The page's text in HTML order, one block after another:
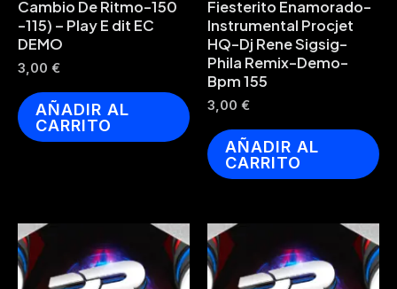
Cambio De Ritmo-150
-115) – Play E dit EC
DEMO
3,00 €
AÑADIR AL
CARRITO
Fiesterito Enamorado-
Instrumental Procjet
HQ-Dj Rene Sigsig-
Phila Remix-Demo-
Bpm 155
3,00 €
AÑADIR AL
CARRITO